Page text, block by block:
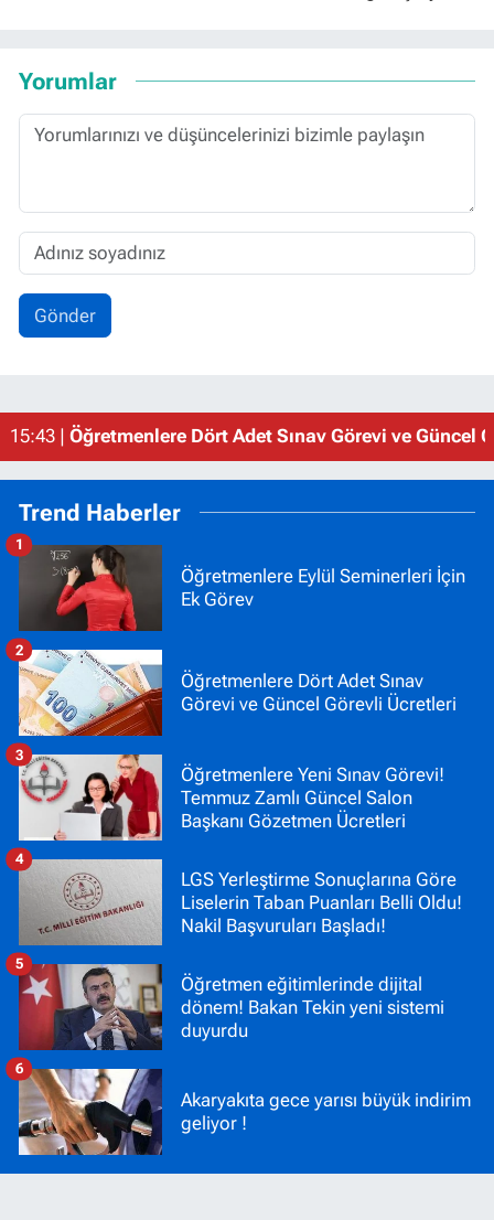
Yorumlar
Gönder
15:43 | Öğretmenlere Dört Adet Sınav Görevi ve Güncel
Trend Haberler
Öğretmenlere Eylül Seminerleri İçin
Ek Görev
1
Öğretmenlere Dört Adet Sınav
Görevi ve Güncel Görevli Ücretleri
2
Öğretmenlere Yeni Sınav Görevi!
Temmuz Zamlı Güncel Salon
Başkanı Gözetmen Ücretleri
3
LGS Yerleştirme Sonuçlarına Göre
Liselerin Taban Puanları Belli Oldu!
Nakil Başvuruları Başladı!
4
Öğretmen eğitimlerinde dijital
dönem! Bakan Tekin yeni sistemi
duyurdu
5
Akaryakıta gece yarısı büyük indirim
geliyor !
6